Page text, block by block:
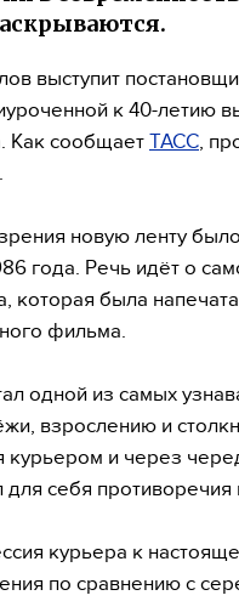
выступит
к 40-летию
Как сообщает ТАСС ,
новую ленту
года. Речь идёт о
которая была
фильма.
одной из самых
взрослению и
курьером и через
себя противоречия
курьера к
по сравнению с